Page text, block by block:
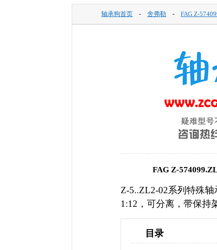
轴承狗首页 - 舍弗勒 - FAG Z-
FAG Z-
Z-5..ZL2-02系列特殊
1:12，可分离，带保持
目录